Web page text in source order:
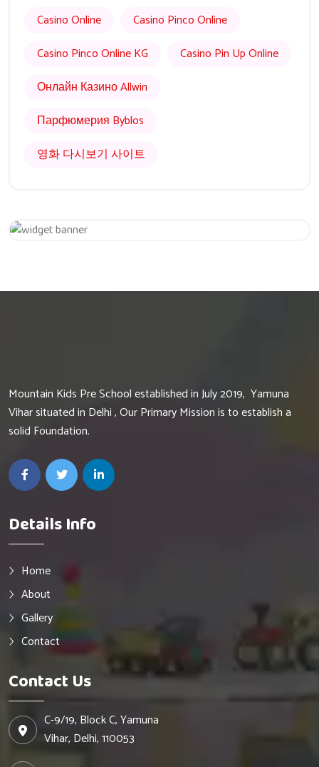
Casino Online
Casino Pinco Online
Casino Pinco Online KG
Casino Pin Up Online
Онлайн Казино Allwin
Парфюмерия Byblos
영화 다시보기 사이트
Mountain Kids Pre School established in July 2019, Yamuna
Vihar situated in Delhi , Our Primary Mission is to establish a
solid Foundation.
Details Info
Home
About
Gallery
Contact
Contact Us
C-9/19, Block C, Yamuna
Vihar, Delhi, 110053